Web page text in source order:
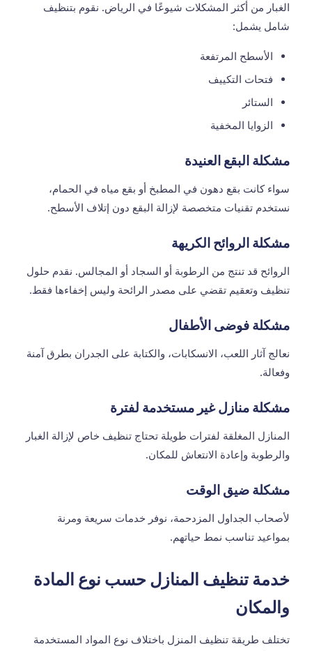
الغبار من أكثر المشكلات شيوعًا في الرياض. نقوم بتنظيف
شامل يشمل:
الأسطح المرتفعة
فتحات التكييف
الستائر
الزوايا المخفية
مشكلة البقع العنيدة
سواء كانت بقع دهون في المطبخ أو بقع مياه في الحمام،
نستخدم تقنيات متخصصة لإزالة البقع دون إتلاف الأسطح.
مشكلة الروائح الكريهة
الروائح قد تنتج من الرطوبة أو السجاد أو المجالس. نقدم حلول
تنظيف وتعقيم تقضي على مصدر الرائحة وليس إخفاءها فقط.
مشكلة فوضى الأطفال
نعالج آثار اللعب، الانسكابات، والكتابة على الجدران بطرق آمنة
وفعالة.
مشكلة منازل غير مستخدمة لفترة
المنازل المغلقة لفترات طويلة تحتاج تنظيف خاص لإزالة الغبار
والرطوبة وإعادة الانتعاش للمكان.
مشكلة ضيق الوقت
لأصحاب الجداول المزدحمة، نوفر خدمات سريعة ومرنة
بمواعيد تناسب نمط حياتهم.
خدمة تنظيف المنازل حسب نوع المادة
والمكان
تختلف طريقة تنظيف المنزل باختلاف نوع المواد المستخدمة